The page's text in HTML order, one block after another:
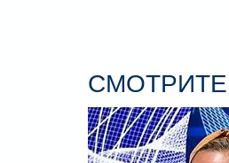
СМОТРИТЕ